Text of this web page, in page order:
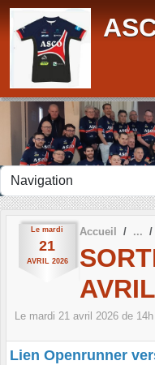
Le mardi
21
AVRIL 2026
Accueil
Le mardi 21 avril 2026 de
Lien Openrunner
Panneau de gestion des